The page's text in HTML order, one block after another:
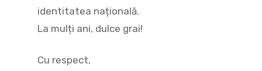
identitatea națională.
La mulți ani, dulce grai!
Cu respect,